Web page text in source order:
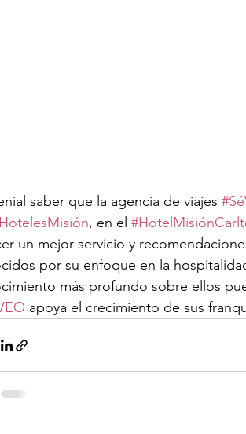
saber que la agencia de viajes
, en el
un mejor servicio y
por su enfoque en la
más profundo sobre ellos
apoya el crecimiento de sus